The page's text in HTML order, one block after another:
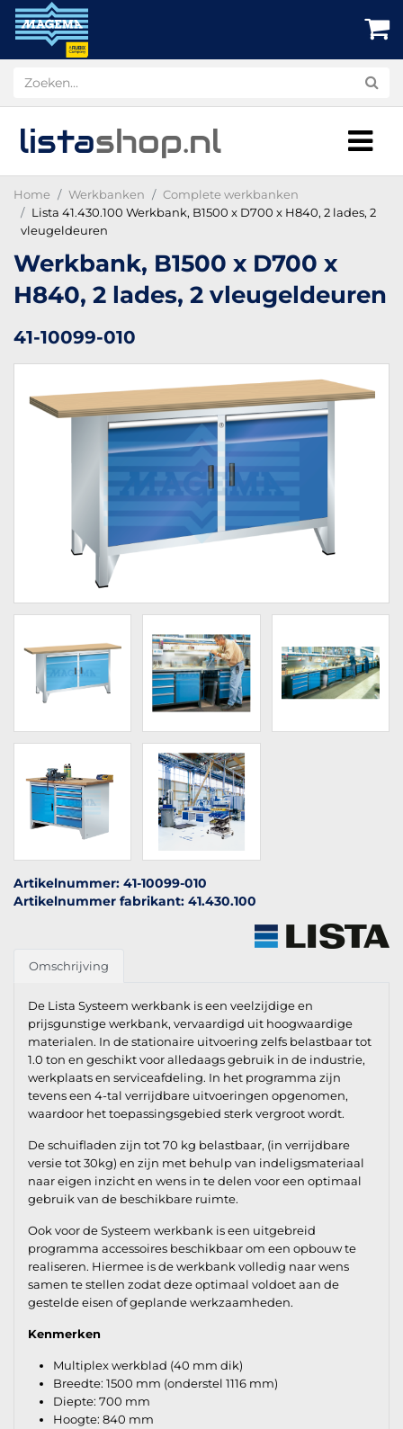
listashop.nl
Home Werkbanken
Complete werkbanken
Lista 41.430.100 Werkbank, B1500 x D700 x H840, 2 lades, 2
vleugeldeuren
Werkbank, B1500 x D700 x
H840, 2 lades, 2 vleugeldeuren
41-10099-010
Artikelnummer: 41-10099-010
Artikelnummer fabrikant: 41.430.100
Omschrijving
De Lista Systeem werkbank is een veelzijdige en
prijsgunstige werkbank, vervaardigd uit hoogwaardige
materialen. In de stationaire uitvoering zelfs belastbaar tot
1.0 ton en geschikt voor alledaags gebruik in de industrie,
werkplaats en serviceafdeling. In het programma zijn
tevens een 4-tal verrijdbare uitvoeringen opgenomen,
waardoor het toepassingsgebied sterk vergroot wordt.
De schuifladen zijn tot 70 kg belastbaar, (in verrijdbare
versie tot 30kg) en zijn met behulp van indeligsmateriaal
naar eigen inzicht en wens in te delen voor een optimaal
gebruik van de beschikbare ruimte.
Ook voor de Systeem werkbank is een uitgebreid
programma accessoires beschikbaar om een opbouw te
realiseren. Hiermee is de werkbank volledig naar wens
samen te stellen zodat deze optimaal voldoet aan de
gestelde eisen of geplande werkzaamheden.
Kenmerken
Multiplex werkblad (40 mm dik)
Breedte: 1500 mm (onderstel 1116 mm)
Diepte: 700 mm
Hoogte: 840 mm